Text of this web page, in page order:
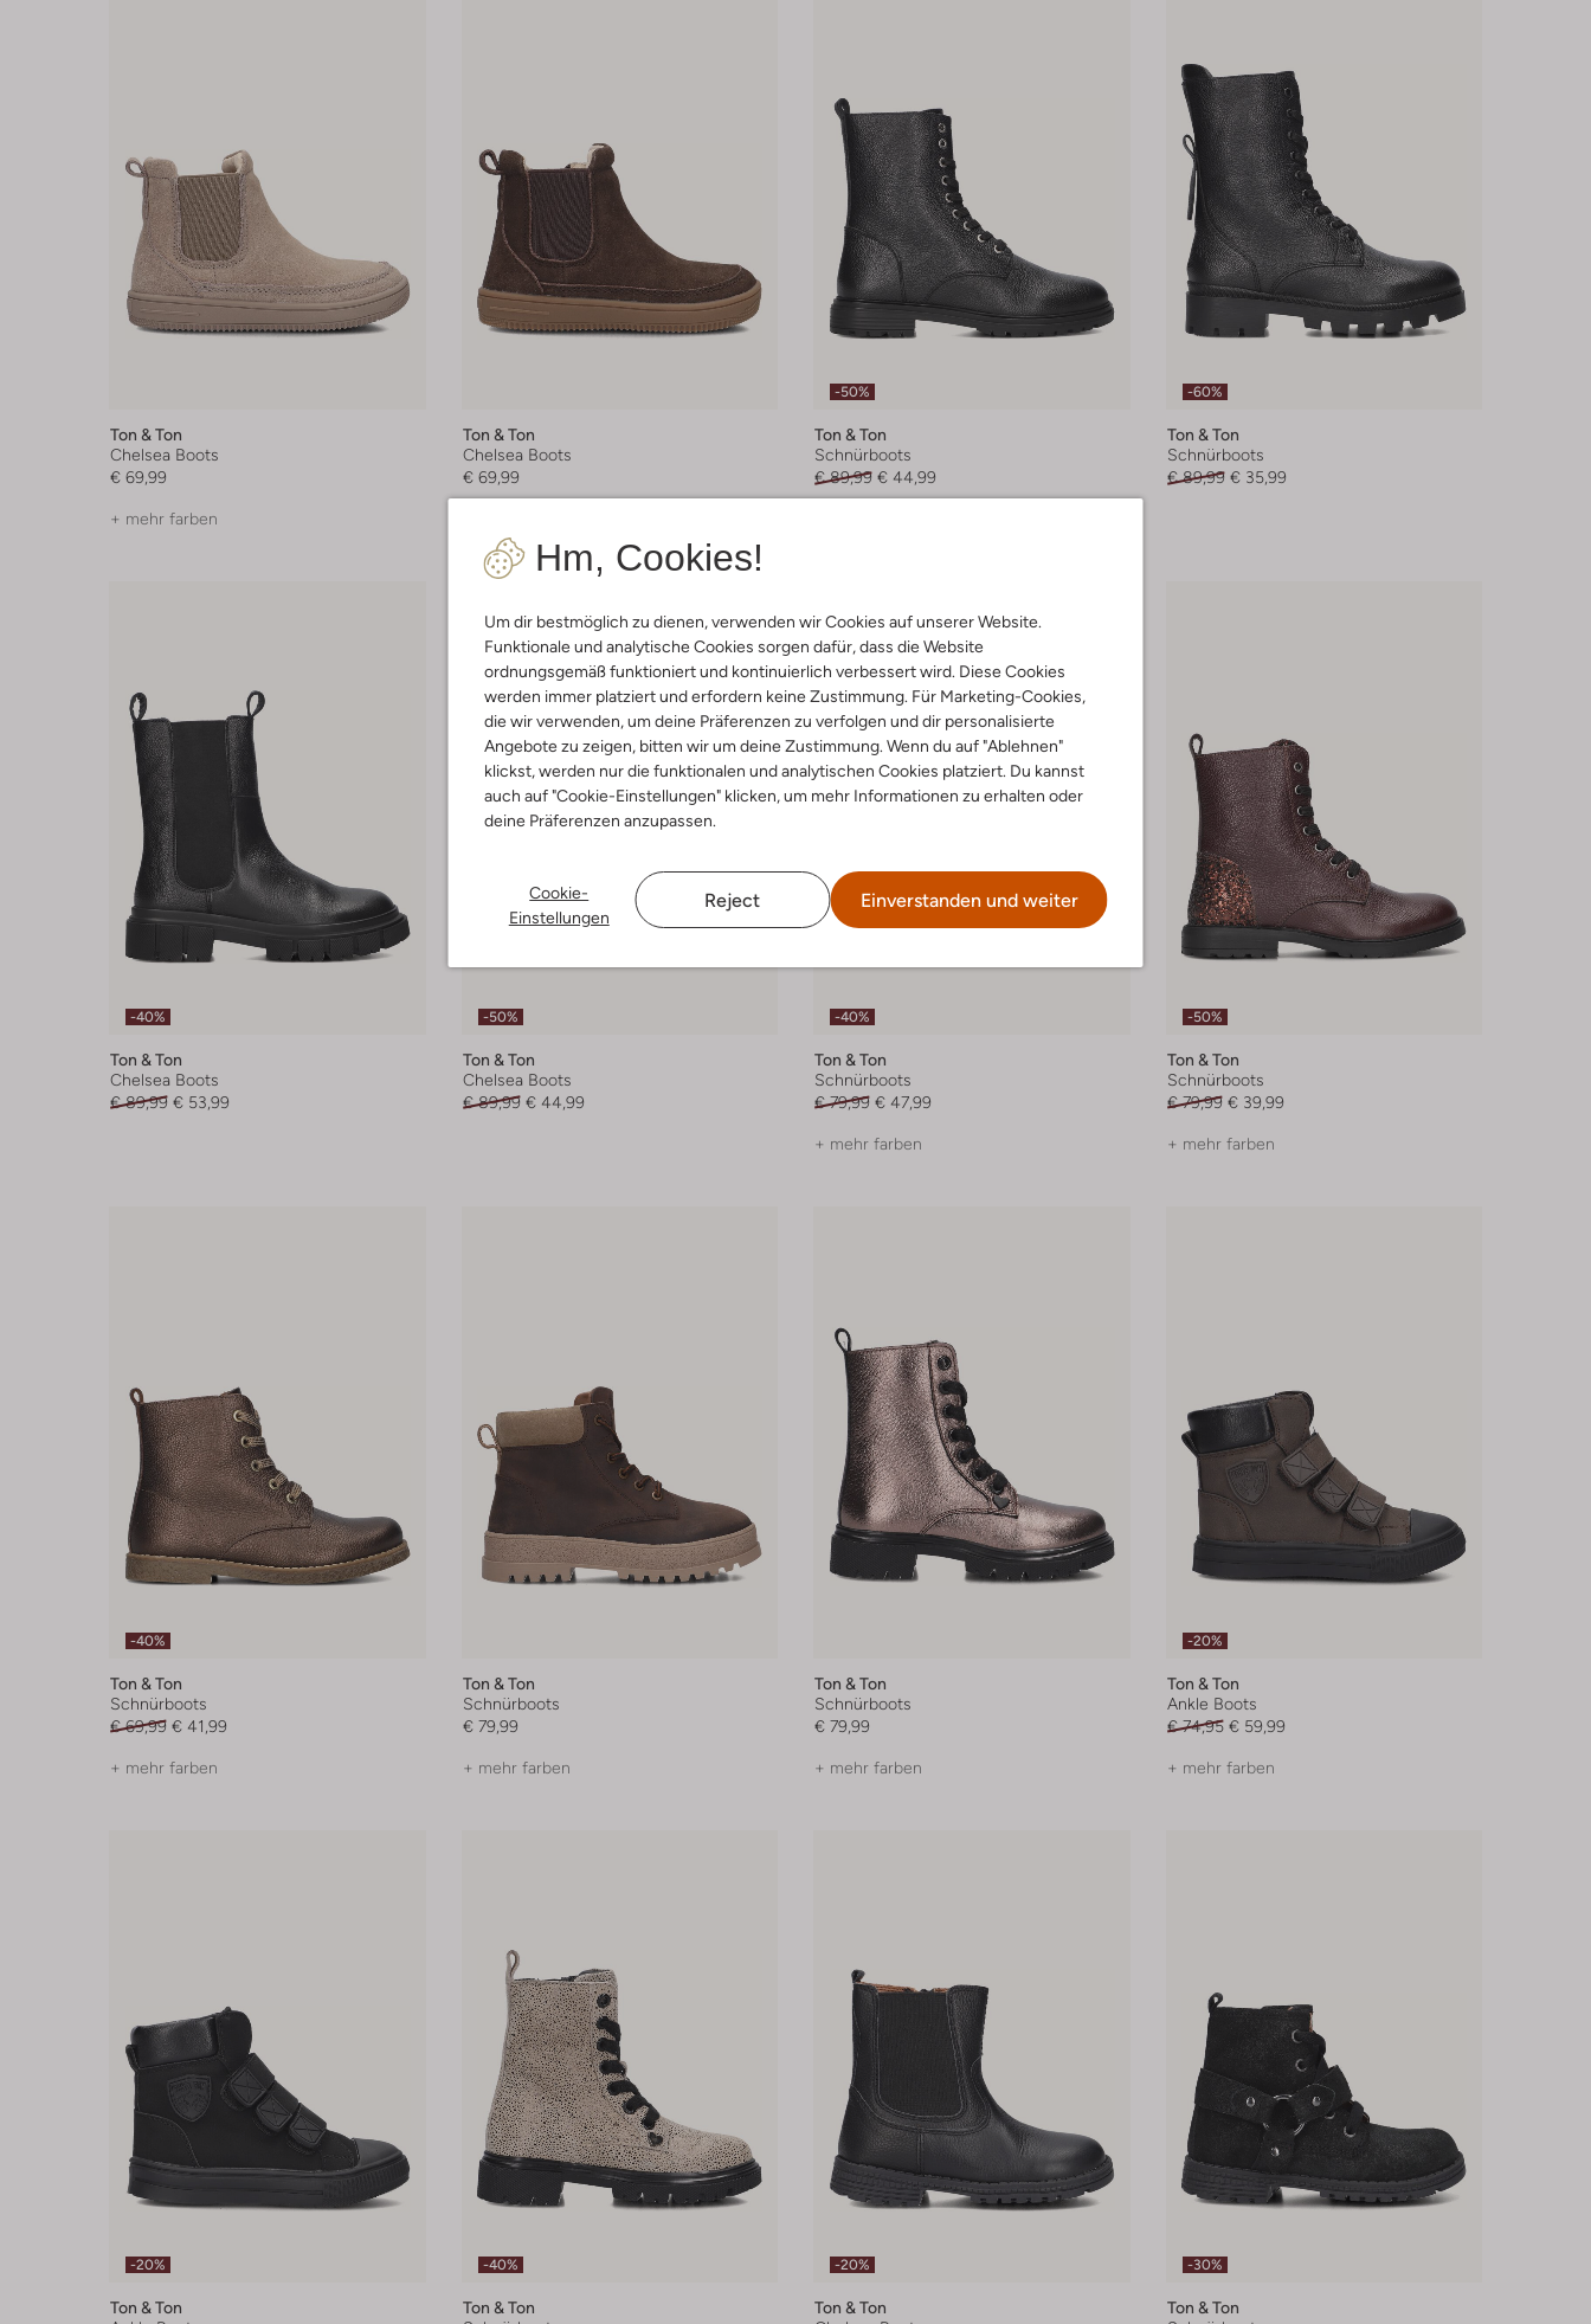
Hm, Cookies!
Um dir bestmöglich zu dienen, verwenden wir Cookies auf unserer Website.
Funktionale und analytische Cookies sorgen dafür, dass die Website
ordnungsgemäß funktioniert und kontinuierlich verbessert wird. Diese Cookies
werden immer platziert und erfordern keine Zustimmung. Für Marketing-Cookies,
die wir verwenden, um deine Präferenzen zu verfolgen und dir personalisierte
Angebote zu zeigen, bitten wir um deine Zustimmung. Wenn du auf "Ablehnen"
klickst, werden nur die funktionalen und analytischen Cookies platziert. Du kannst
auch auf "Cookie-Einstellungen" klicken, um mehr Informationen zu erhalten oder
deine Präferenzen anzupassen.
Cookie-
Einstellungen
Reject Einverstanden und weiter
Ton & Ton
Chelsea Boots
€ 69,99
+ mehr farben
Ton & Ton
Chelsea Boots
€ 69,99
-50%
Ton & Ton
Schnürboots
€ 89,99 € 44,99
-60%
Ton & Ton
Schnürboots
€ 89,99 € 35,99
-40%
Ton & Ton
Chelsea Boots
€ 89,99 € 53,99
-50%
Ton & Ton
Chelsea Boots
€ 89,99 € 44,99
-40%
Ton & Ton
Schnürboots
€ 79,99 € 47,99
+ mehr farben
-50%
Ton & Ton
Schnürboots
€ 79,99 € 39,99
+ mehr farben
-40%
Ton & Ton
Schnürboots
€ 69,99 € 41,99
+ mehr farben
Ton & Ton
Schnürboots
€ 79,99
+ mehr farben
Ton & Ton
Schnürboots
€ 79,99
+ mehr farben
-20%
Ton & Ton
Ankle Boots
€ 74,95 € 59,99
+ mehr farben
-20%
Ton & Ton
-40%
Ton & Ton
-20%
Ton & Ton
-30%
Ton & Ton